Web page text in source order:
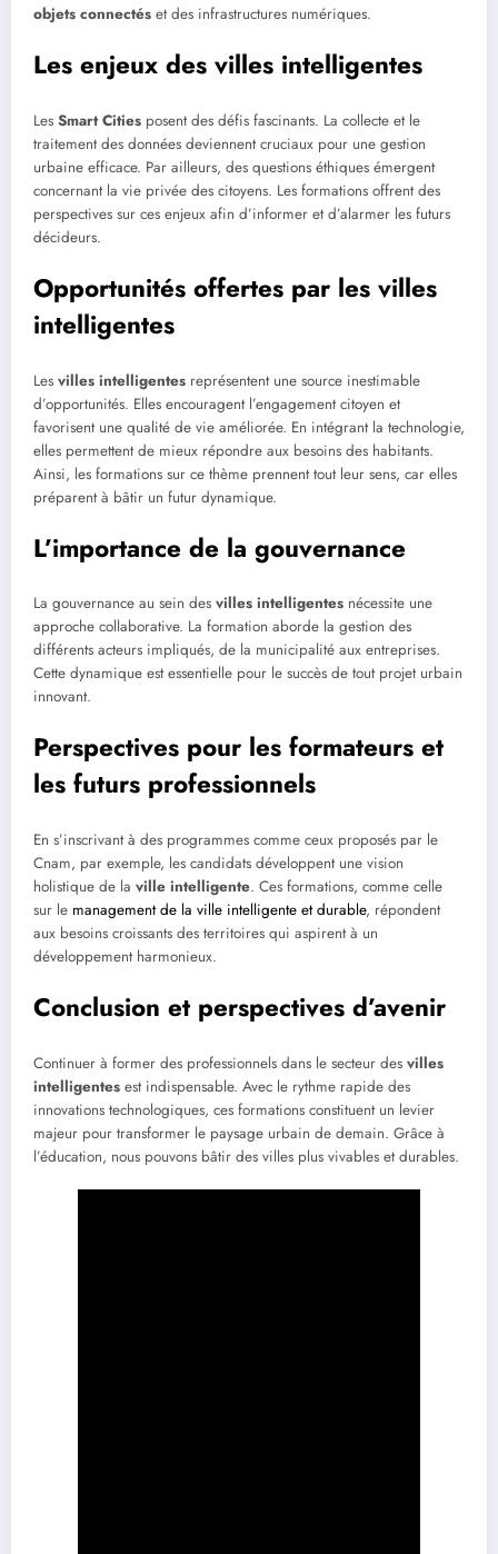
objets connectés et des infrastructures numériques.
Les enjeux des villes intelligentes
Les Smart Cities posent des défis fascinants. La collecte et le
traitement des données deviennent cruciaux pour une gestion
urbaine efficace. Par ailleurs, des questions éthiques émergent
concernant la vie privée des citoyens. Les formations offrent des
perspectives sur ces enjeux afin d’informer et d’alarmer les futurs
décideurs.
Opportunités offertes par les villes
intelligentes
Les villes intelligentes représentent une source inestimable
d’opportunités. Elles encouragent l’engagement citoyen et
favorisent une qualité de vie améliorée. En intégrant la technologie,
elles permettent de mieux répondre aux besoins des habitants.
Ainsi, les formations sur ce thème prennent tout leur sens, car elles
préparent à bâtir un futur dynamique.
L’importance de la gouvernance
La gouvernance au sein des villes intelligentes nécessite une
approche collaborative. La formation aborde la gestion des
différents acteurs impliqués, de la municipalité aux entreprises.
Cette dynamique est essentielle pour le succès de tout projet urbain
innovant.
Perspectives pour les formateurs et
les futurs professionnels
En s’inscrivant à des programmes comme ceux proposés par le
Cnam, par exemple, les candidats développent une vision
holistique de la ville intelligente. Ces formations, comme celle
sur le management de la ville intelligente et durable, répondent
aux besoins croissants des territoires qui aspirent à un
développement harmonieux.
Conclusion et perspectives d’avenir
Continuer à former des professionnels dans le secteur des villes
intelligentes est indispensable. Avec le rythme rapide des
innovations technologiques, ces formations constituent un levier
majeur pour transformer le paysage urbain de demain. Grâce à
l’éducation, nous pouvons bâtir des villes plus vivables et durables.